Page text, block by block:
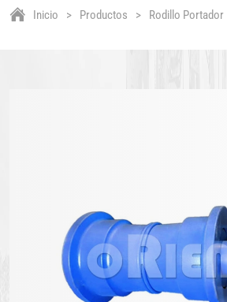
Inicio Productos Rodillo Portador